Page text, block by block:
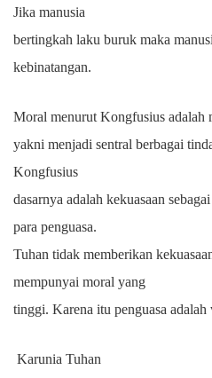
Jika manusia
bertingkah laku buruk maka
kebinatangan.
Moral menurut Kongfusius adalah
yakni menjadi sentral berbagai
Kongfusius
dasarnya adalah kekuasaan
para penguasa.
Tuhan tidak memberikan
mempunyai moral yang
tinggi. Karena itu penguasa
Karunia Tuhan